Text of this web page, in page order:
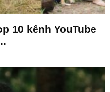
10 kênh YouTube